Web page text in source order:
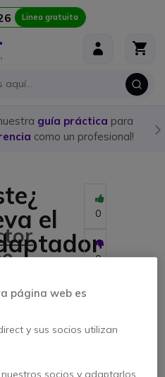
Linea gratuita
guía práctica para
como un profesional!
el 0
0
modelo no, tendría que
página web es
y sus socios utilizan
socios y adaptarlos